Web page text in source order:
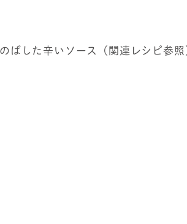
ばした辛いソース（関連レシピ参